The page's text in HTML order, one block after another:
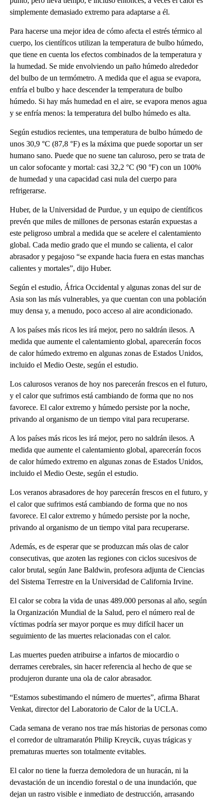
simplemente demasiado extremo para adaptarse a él.
Para hacerse una mejor idea de cómo afecta el estrés térmico al
cuerpo, los científicos utilizan la temperatura de bulbo húmedo,
que tiene en cuenta los efectos combinados de la temperatura y
la humedad. Se mide envolviendo un paño húmedo alrededor
del bulbo de un termómetro. A medida que el agua se evapora,
enfría el bulbo y hace descender la temperatura de bulbo
húmedo. Si hay más humedad en el aire, se evapora menos agua
y se enfría menos: la temperatura del bulbo húmedo es alta.
Según estudios recientes, una temperatura de bulbo húmedo de
unos 30,9 °C (87,8 °F) es la máxima que puede soportar un ser
humano sano. Puede que no suene tan caluroso, pero se trata de
un calor sofocante y mortal: casi 32,2 °C (90 °F) con un 100%
de humedad y una capacidad casi nula del cuerpo para
refrigerarse.
Huber, de la Universidad de Purdue, y un equipo de científicos
prevén que miles de millones de personas estarán expuestas a
este peligroso umbral a medida que se acelere el calentamiento
global. Cada medio grado que el mundo se calienta, el calor
abrasador y pegajoso “se expande hacia fuera en estas manchas
calientes y mortales”, dijo Huber.
Según el estudio, África Occidental y algunas zonas del sur de
Asia son las más vulnerables, ya que cuentan con una población
muy densa y, a menudo, poco acceso al aire acondicionado.
A los países más ricos les irá mejor, pero no saldrán ilesos. A
medida que aumente el calentamiento global, aparecerán focos
de calor húmedo extremo en algunas zonas de Estados Unidos,
incluido el Medio Oeste, según el estudio.
Los calurosos veranos de hoy nos parecerán frescos en el futuro,
y el calor que sufrimos está cambiando de forma que no nos
favorece. El calor extremo y húmedo persiste por la noche,
privando al organismo de un tiempo vital para recuperarse.
A los países más ricos les irá mejor, pero no saldrán ilesos. A
medida que aumente el calentamiento global, aparecerán focos
de calor húmedo extremo en algunas zonas de Estados Unidos,
incluido el Medio Oeste, según el estudio.
Los veranos abrasadores de hoy parecerán frescos en el futuro, y
el calor que sufrimos está cambiando de forma que no nos
favorece. El calor extremo y húmedo persiste por la noche,
privando al organismo de un tiempo vital para recuperarse.
Además, es de esperar que se produzcan más olas de calor
consecutivas, que azoten las regiones con ciclos sucesivos de
calor brutal, según Jane Baldwin, profesora adjunta de Ciencias
del Sistema Terrestre en la Universidad de California Irvine.
El calor se cobra la vida de unas 489.000 personas al año, según
la Organización Mundial de la Salud, pero el número real de
víctimas podría ser mayor porque es muy difícil hacer un
seguimiento de las muertes relacionadas con el calor.
Las muertes pueden atribuirse a infartos de miocardio o
derrames cerebrales, sin hacer referencia al hecho de que se
produjeron durante una ola de calor abrasador.
“Estamos subestimando el número de muertes”, afirma Bharat
Venkat, director del Laboratorio de Calor de la UCLA.
Cada semana de verano nos trae más historias de personas como
el corredor de ultramaratón Philip Kreycik, cuyas trágicas y
prematuras muertes son totalmente evitables.
El calor no tiene la fuerza demoledora de un huracán, ni la
devastación de un incendio forestal o de una inundación, que
dejan un rastro visible e inmediato de destrucción, arrasando